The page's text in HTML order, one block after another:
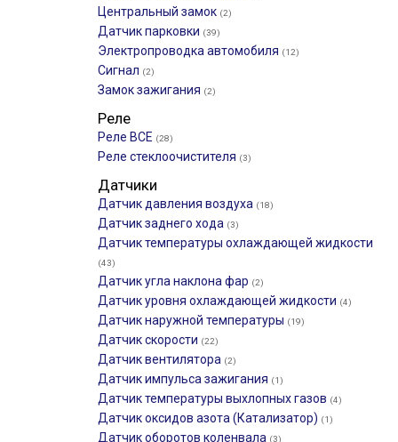
Центральный замок (2)
Датчик парковки (39)
Электропроводка автомобиля (12)
Сигнал (2)
Замок зажигания (2)
Реле
Реле ВСЕ (28)
Реле стеклоочистителя (3)
Датчики
Датчик давления воздуха (18)
Датчик заднего хода (3)
Датчик температуры охлаждающей жидкости
(43)
Датчик угла наклона фар (2)
Датчик уровня охлаждающей жидкости (4)
Датчик наружной температуры (19)
Датчик скорости (22)
Датчик вентилятора (2)
Датчик импульса зажигания (1)
Датчик температуры выхлопных газов (4)
Датчик оксидов азота (Катализатор) (1)
Датчик оборотов коленвала (3)